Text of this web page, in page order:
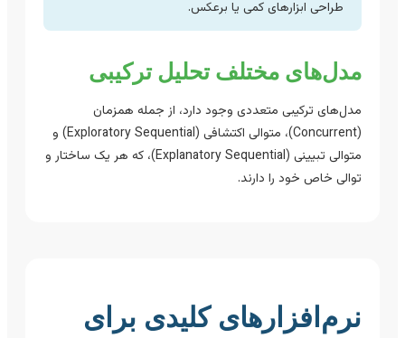
طراحی ابزارهای کمی یا برعکس.
مدل‌های مختلف تحلیل ترکیبی
مدل‌های ترکیبی متعددی وجود دارد، از جمله همزمان
(Concurrent)، متوالی اکتشافی (Exploratory Sequential) و
متوالی تبیینی (Explanatory Sequential)، که هر یک ساختار و
توالی خاص خود را دارند.
نرم‌افزارهای کلیدی برای